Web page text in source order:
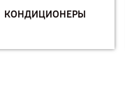
КОНДИЦИОНЕРЫ